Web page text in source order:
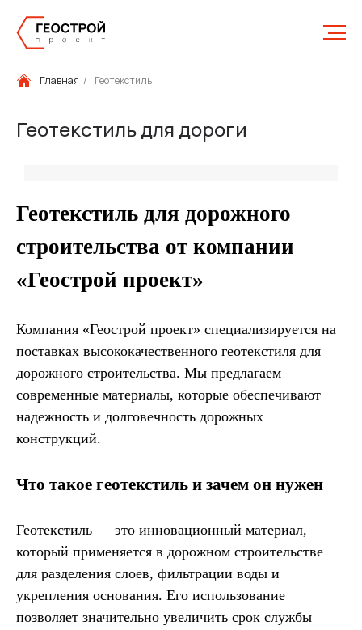
Главная / Геотекстиль
Геотекстиль для дороги
Геотекстиль для дорожного
строительства от компании
«Геострой проект»
Компания «Геострой проект» специализируется на
поставках высококачественного геотекстиля для
дорожного строительства. Мы предлагаем
современные материалы, которые обеспечивают
надежность и долговечность дорожных
конструкций.
Что такое геотекстиль и зачем он нужен
Геотекстиль — это инновационный материал,
который применяется в дорожном строительстве
для разделения слоев, фильтрации воды и
укрепления основания. Его использование
позволяет значительно увеличить срок службы